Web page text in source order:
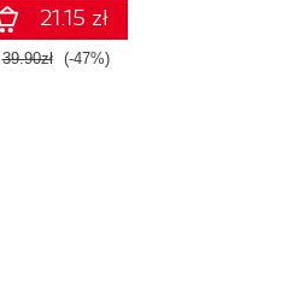
21.15 zł
39.90zł (-47%)